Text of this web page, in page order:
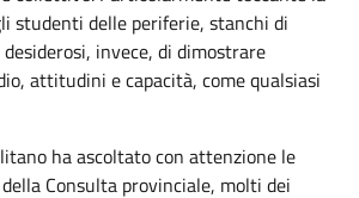
studenti delle periferie, stanchi di
invece, di dimostrare
attitudini e capacità, come qualsiasi
ha ascoltato con attenzione le
Consulta provinciale, molti dei